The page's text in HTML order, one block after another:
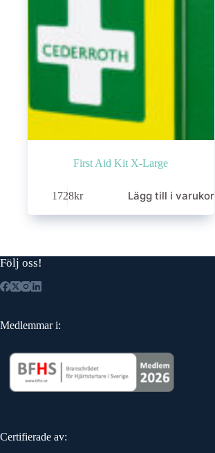
First Aid Kit X-Large
1728kr Lägg till i varukorg
Följ oss!
Medlemmar i:
Certifierade av: